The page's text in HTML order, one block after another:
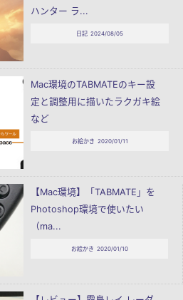
ハンター ラ...
日記 2024/08/05
Mac環境のTABMATEのキー設
定と調整用に描いたラクガキ絵
など
お絵かき 2020/01/11
【Mac環境】「TABMATE」を
Photoshop環境で使いたい
（ma...
お絵かき 2020/01/10